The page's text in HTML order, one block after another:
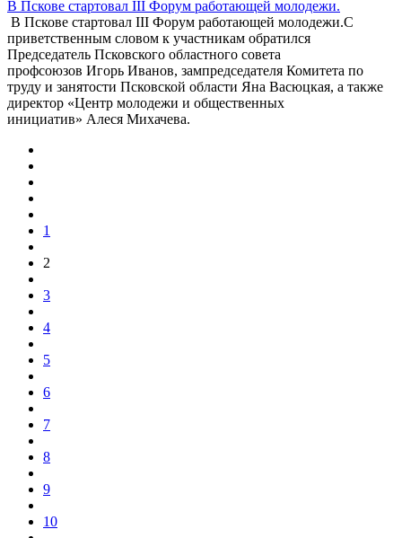
В Пскове стартовал III Форум работающей молодежи.
В Пскове стартовал III Форум работающей молодежи.С
приветственным словом к участникам обратился
Председатель Псковского областного совета
профсоюзов Игорь Иванов, зампредседателя Комитета по
труду и занятости Псковской области Яна Васюцкая, а также
директор «Центр молодежи и общественных
инициатив» Алеся Михачева.
1
2
3
4
5
6
7
8
9
10